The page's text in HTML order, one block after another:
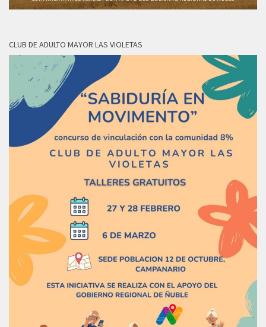
CLUB DE ADULTO MAYOR LAS VIOLETAS